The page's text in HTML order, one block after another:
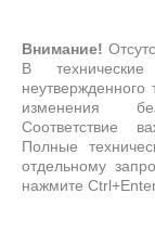
Внимание!
В технические
изменения
Соответствие
Полные
отдельному
нажмите